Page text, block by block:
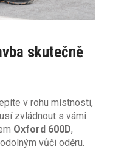
skutečně
v rohu místnosti,
zvládnout s vámi.
Oxford 600D,
vůči oděru.